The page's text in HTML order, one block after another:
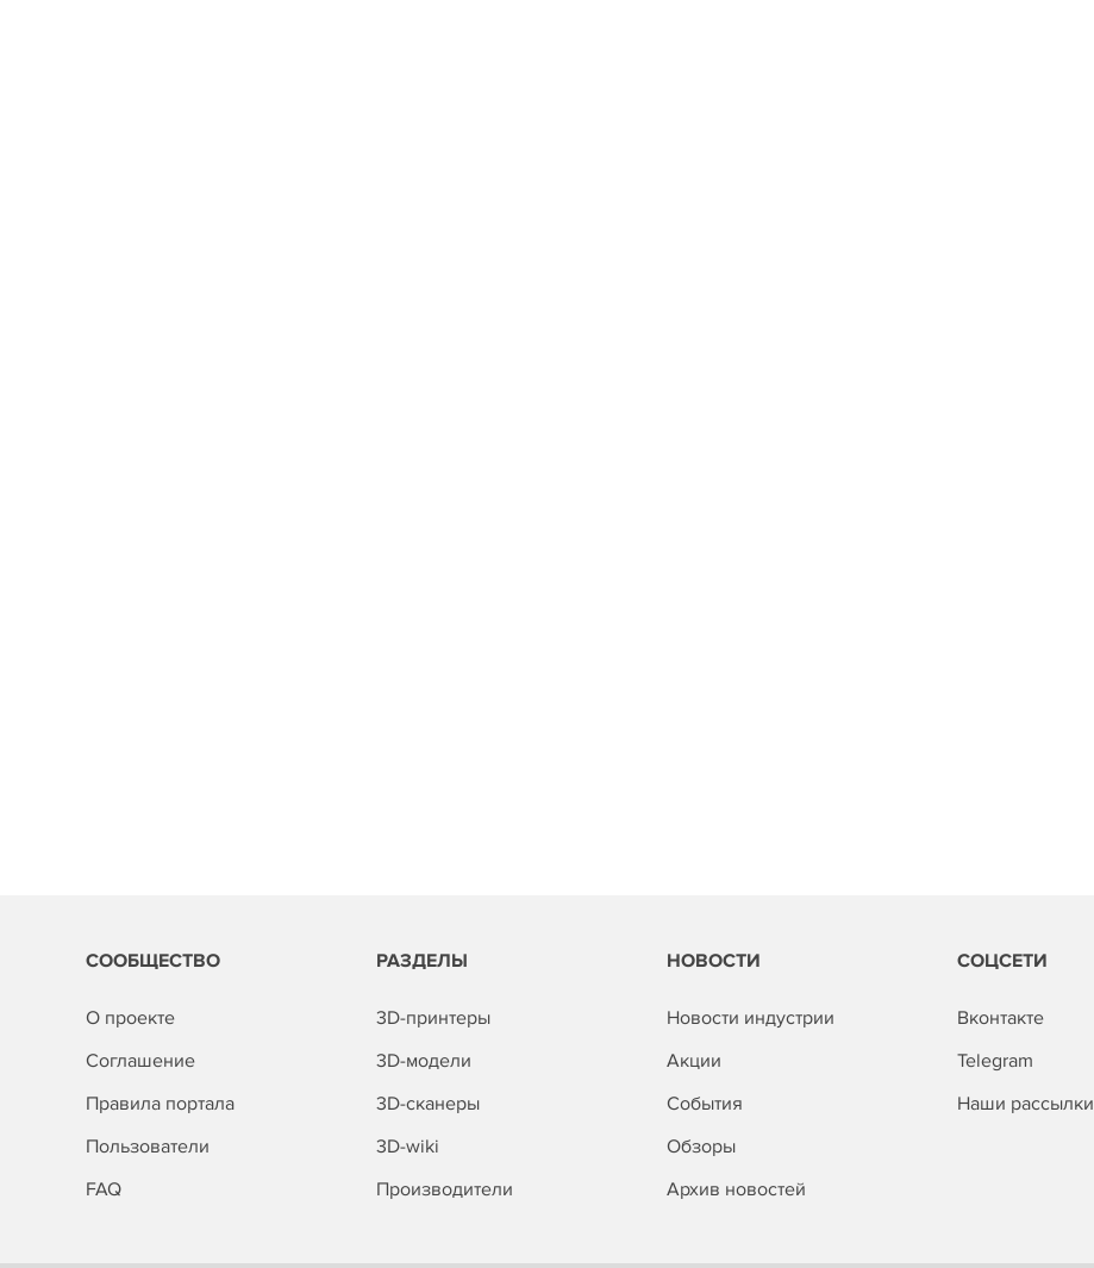
СООБЩЕСТВО
О проекте
Соглашение
Правила портала
Пользователи
FAQ
РАЗДЕЛЫ
3D-принтеры
3D-модели
3D-сканеры
3D-wiki
Производители
НОВОСТИ
Новости индустрии
Акции
События
Обзоры
Архив новостей
СОЦСЕТИ
Вконтакте
Telegram
Наши рассылки